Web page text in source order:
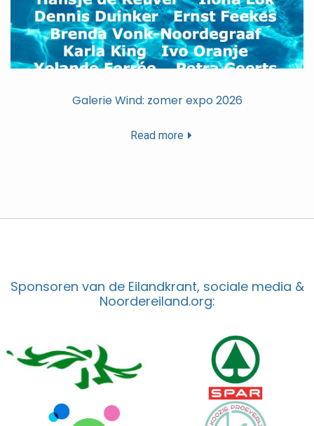
Galerie Wind: zomer expo 2026
Read more
Sponsoren van de Eilandkrant, sociale media &
Noordereiland.org: